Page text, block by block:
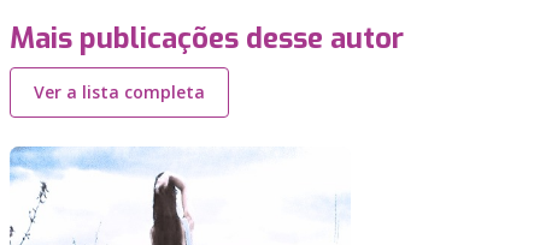
Mais publicações desse autor
Ver a lista completa